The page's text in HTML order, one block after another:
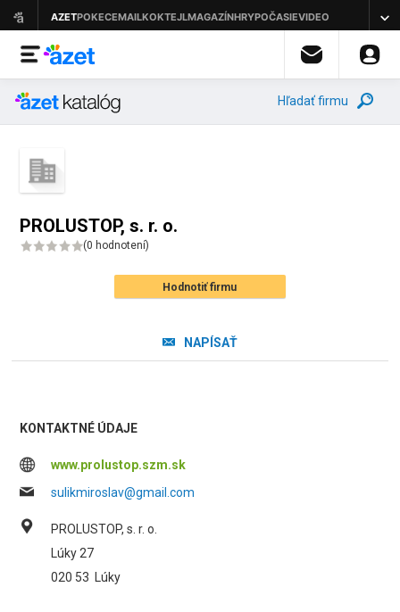
Hľadať firmu
PROLUSTOP, s. r. o.
(0 hodnotení)
Hodnotiť firmu
NAPÍSAŤ
KONTAKTNÉ ÚDAJE
www.prolustop.szm.sk
sulikmiroslav@gmail.com
PROLUSTOP, s. r. o.
Lúky 27
020 53
Lúky